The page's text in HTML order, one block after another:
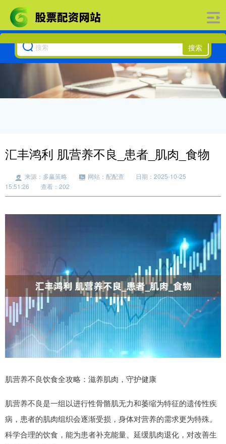
搜索
汇丰鸿利 肌营养不良_患者_肌肉_食物
来源：多赢策略 网站：配配查
日期：2025-10-25
15:51:26
查看：202
肌营养不良饮食全攻略：滋养肌肉，守护健康
肌营养不良是一组以进行性骨骼肌无力和萎缩为特征的遗传性疾
病，患者的肌肉组织会逐渐受损，身体对营养的需求更为特殊。
科学合理的饮食，能为患者补充能量、延缓肌肉退化，对改善生